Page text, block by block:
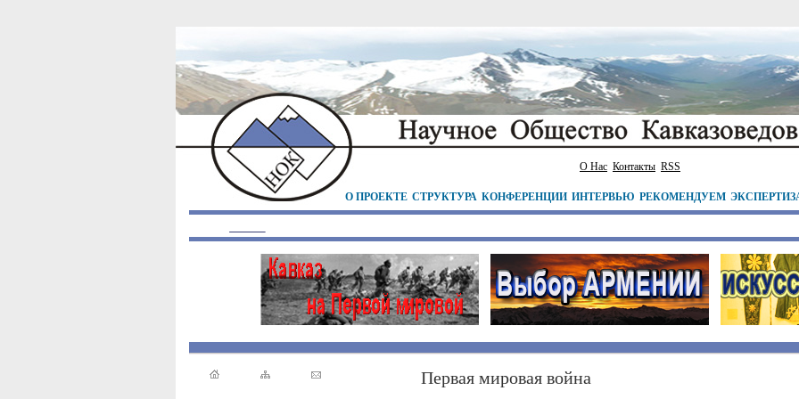
О Нас Контакты RSS
О ПРОЕКТЕ СТРУКТУРА КОНФЕРЕНЦИИ ИНТЕРВЬЮ РЕКОМЕНДУЕМ
Первая мировая война